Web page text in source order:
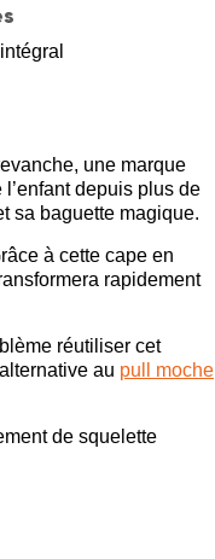
une marque
depuis plus de
sa baguette magique.
à cette cape en
rapidement
réutiliser cet
au pull moche
de squelette